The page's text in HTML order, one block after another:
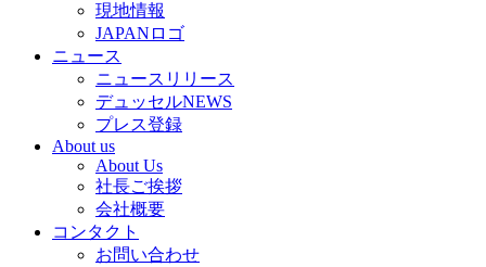
現地情報
JAPANロゴ
ニュース
ニュースリリース
デュッセルNEWS
プレス登録
About us
About Us
社長ご挨拶
会社概要
コンタクト
お問い合わせ